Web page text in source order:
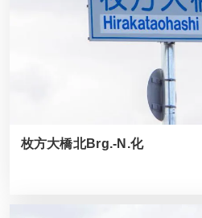
枚方大橋北Brg.-N.化